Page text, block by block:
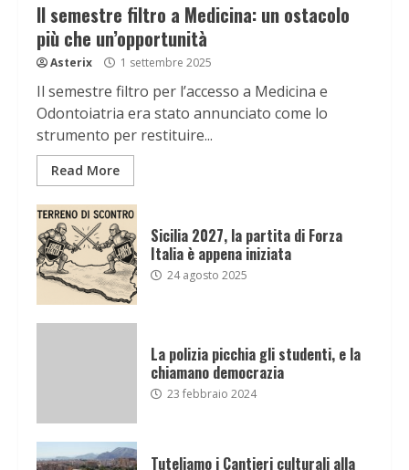
Il semestre filtro a Medicina: un ostacolo
più che un’opportunità
Asterix 1 settembre 2025
Il semestre filtro per l’accesso a Medicina e
Odontoiatria era stato annunciato come lo
strumento per restituire...
Read More
Sicilia 2027, la partita di Forza
Italia è appena iniziata
24 agosto 2025
La polizia picchia gli studenti, e la
chiamano democrazia
23 febbraio 2024
Tuteliamo i Cantieri culturali alla